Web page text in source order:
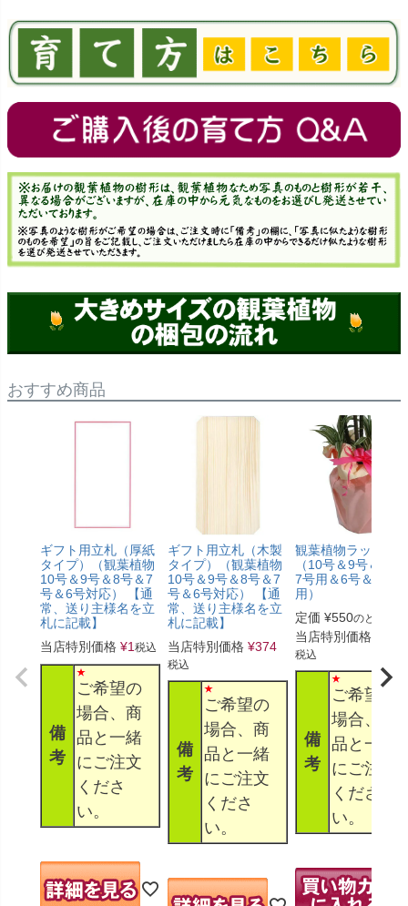
おすすめ商品
ギフト用立札（厚紙
タイプ）（観葉植物
10号＆9号＆8号＆7
号＆6号対応） 【通
常、送り主様名を立
札に記載】
当店特別価格 ¥1 税込
備
考
ご希望の
場合、商
品と一緒
にご注文
くださ
い。
ギフト用立札（木製
タイプ）（観葉植物
10号＆9号＆8号＆7
号＆6号対応） 【通
常、送り主様名を立
札に記載】
当店特別価格 ¥374
税込
備
考
ご希望の
場合、商
品と一緒
にご注文
くださ
い。
観葉植物ラッピン
（10号＆9号＆8号
7号用＆6号＆5号
用）
定価 ¥550のところ
当店特別価格
税込
備
考
ご希望の
場合、商
品と一緒
にご注文
くださ
い。